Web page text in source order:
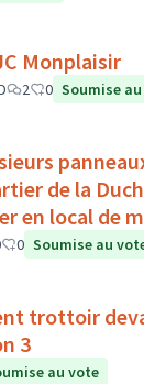
Monplaisir
2 0 Soumise
de la
en local de
0 Soumise au
trottoir
3
au vote